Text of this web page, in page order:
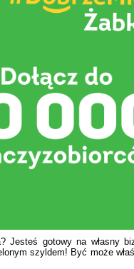
Jesteś gotowy na własny
szyldem! Być może